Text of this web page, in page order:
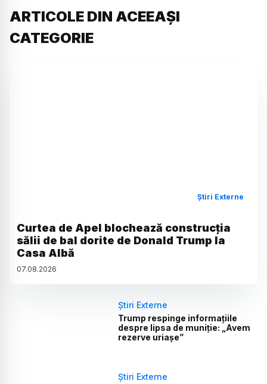
ARTICOLE DIN ACEEAȘI
CATEGORIE
Știri Externe
Curtea de Apel blochează construcția
sălii de bal dorite de Donald Trump la
Casa Albă
07.08.2026
Știri Externe
Trump respinge informațiile
despre lipsa de muniție: „Avem
rezerve uriașe”
Știri Externe